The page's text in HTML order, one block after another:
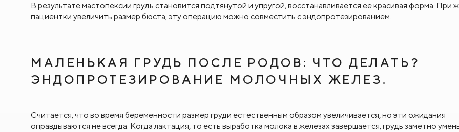
В результате мастопексии грудь становится подтянутой и упругой, восстанавливается ее красивая форма. При
пациентки увеличить размер бюста, эту операцию можно совместить с эндопротезированием.
МАЛЕНЬКАЯ ГРУДЬ ПОСЛЕ РОДОВ: ЧТО ДЕЛАТЬ?
ЭНДОПРОТЕЗИРОВАНИЕ МОЛОЧНЫХ ЖЕЛЕЗ.
Считается, что во время беременности размер груди естественным образом увеличивается, но эти ожидания
оправдываются не всегда. Когда лактация, то есть выработка молока в железах завершается, грудь заметно